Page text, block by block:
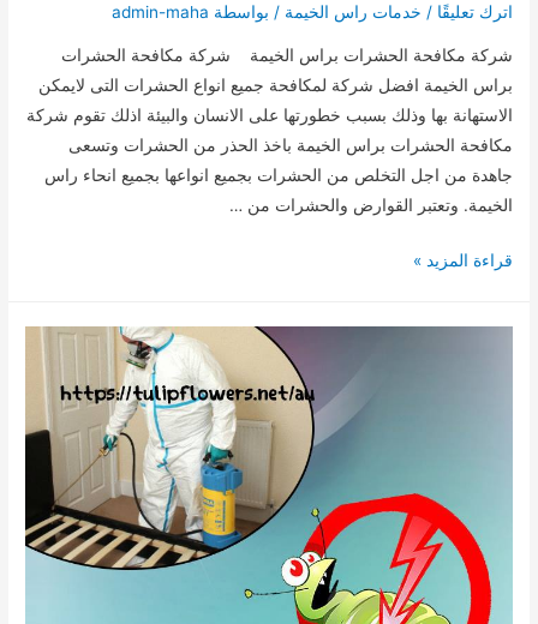
اترك تعليقًا / خدمات راس الخيمة / بواسطة admin-maha
شركة مكافحة الحشرات براس الخيمة شركة مكافحة الحشرات
براس الخيمة افضل شركة لمكافحة جميع انواع الحشرات التى لايمكن
الاستهانة بها وذلك بسبب خطورتها على الانسان والبيئة اذلك تقوم شركة
مكافحة الحشرات براس الخيمة باخذ الحذر من الحشرات وتسعى
جاهدة من اجل التخلص من الحشرات بجميع انواعها بجميع انحاء راس
الخيمة. وتعتبر القوارض والحشرات من …
شركة
قراءة المزيد »